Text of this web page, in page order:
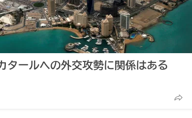
タールへの外交攻勢に関係はある